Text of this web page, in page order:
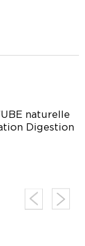
naturelle
Digestion